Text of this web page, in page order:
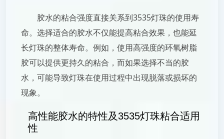
胶水的粘合强度直接关系到3535灯珠的使用寿
命。选择适合的胶水不仅能提高粘合效果，也能延
长灯珠的整体寿命。例如，使用高强度的环氧树脂
胶可以提供更持久的粘合，而如果选择不当的胶
水，可能导致灯珠在使用过程中出现脱落或损坏的
现象。
高性能胶水的特性及3535灯珠粘合适用
性